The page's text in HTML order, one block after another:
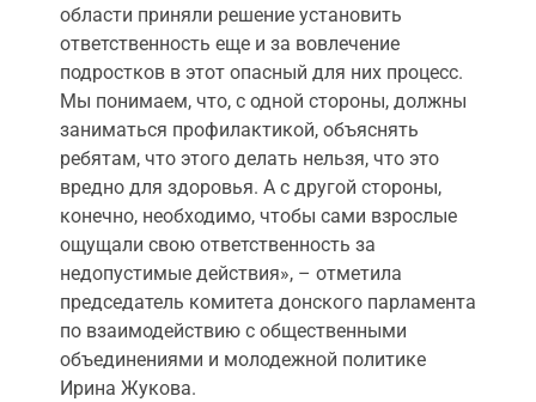
области приняли решение установить
ответственность еще и за вовлечение
подростков в этот опасный для них процесс.
Мы понимаем, что, с одной стороны, должны
заниматься профилактикой, объяснять
ребятам, что этого делать нельзя, что это
вредно для здоровья. А с другой стороны,
конечно, необходимо, чтобы сами взрослые
ощущали свою ответственность за
недопустимые действия», – отметила
председатель комитета донского парламента
по взаимодействию с общественными
объединениями и молодежной политике
Ирина Жукова.